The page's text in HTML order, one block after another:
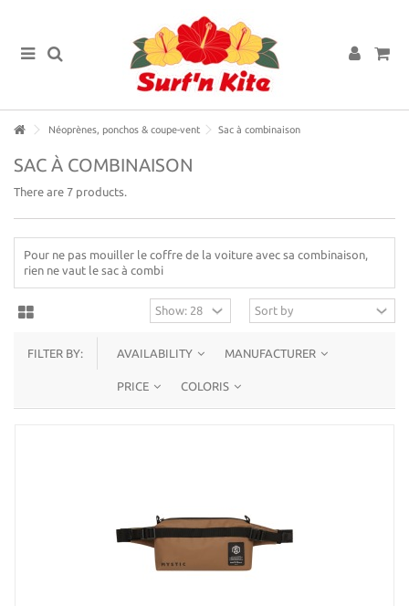
Néoprènes, ponchos & coupe-vent Sac à combinaison
SAC À COMBINAISON
There are 7 products.
Pour ne pas mouiller le coffre de la voiture avec sa combinaison,
rien ne vaut le sac à combi
FILTER BY: AVAILABILITY MANUFACTURER
PRICE COLORIS